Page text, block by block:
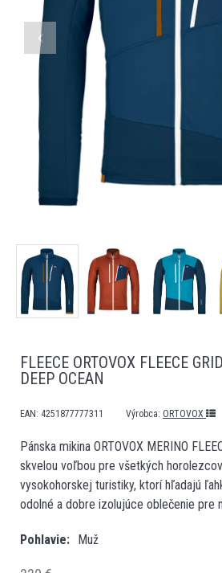
FLEECE ORTOVOX FLEECE
DEEP OCEAN
EAN: 4251877777311 Výrobca: ORTOVOX
Pánska mikina ORTOVOX MERINO
skvelou voľbou pre všetkých
vysokohorskej turistiky, ktorí hľadajú
odolné a dobre izolujúce oblečenie pre
Pohlavie Muž